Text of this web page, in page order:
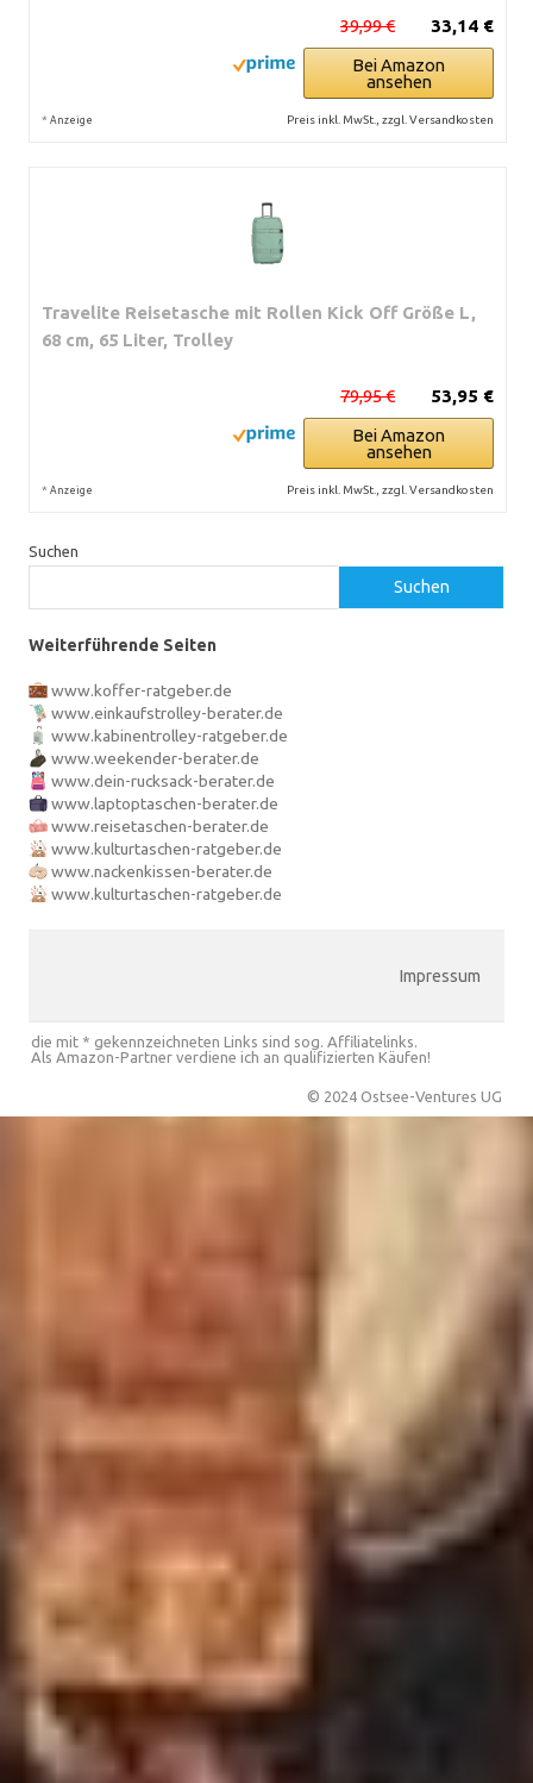
33,14 €
39,99 €
Bei Amazon
ansehen
* Anzeige Preis inkl. MwSt., zzgl. Versandkosten
Travelite Reisetasche mit Rollen Kick Off Größe L,
68 cm, 65 Liter, Trolley
53,95 €
79,95 €
Bei Amazon
ansehen
* Anzeige Preis inkl. MwSt., zzgl. Versandkosten
Suchen
Suchen
Weiterführende Seiten
www.koffer-ratgeber.de
www.einkaufstrolley-berater.de
www.kabinentrolley-ratgeber.de
www.weekender-berater.de
www.dein-rucksack-berater.de
www.laptoptaschen-berater.de
www.reisetaschen-berater.de
www.kulturtaschen-ratgeber.de
www.nackenkissen-berater.de
www.kulturtaschen-ratgeber.de
Impressum
die mit * gekennzeichneten Links sind sog. Affiliatelinks.
Als Amazon-Partner verdiene ich an qualifizierten Käufen!
© 2024 Ostsee-Ventures UG